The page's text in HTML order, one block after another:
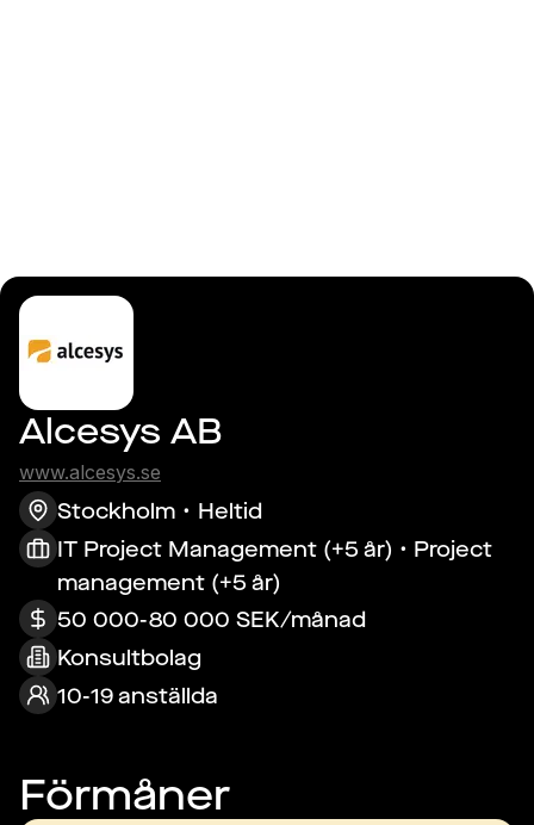
Alcesys AB
www.alcesys.se
Stockholm
Heltid
IT Project Management (+5 år) • Project
management (+5 år)
50 000-80 000 SEK/månad
Konsultbolag
10-19 anställda
Förmåner